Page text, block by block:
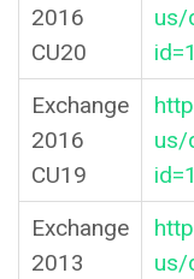
2016
CU20
us/
Exchange
2016
CU19
us/
Exchange
2013
us/